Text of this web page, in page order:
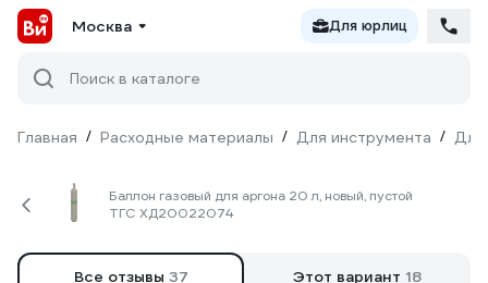
Москва Для юрлиц
Поиск в каталоге
Главная / Расходные материалы / Для инструмента / Для
Баллон газовый для аргона 20 л, новый, пустой
ТГС ХД20022074
Все отзывы 37 Этот вариант 18